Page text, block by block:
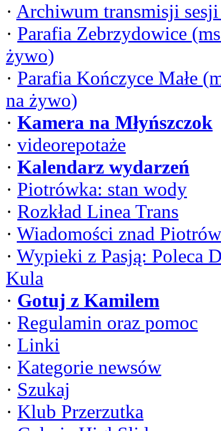
· Archiwum transmisji
· Parafia Zebrzydowice
żywo)
· Parafia Kończyce Małe
na żywo)
· Kamera na Młyńszczok
· videorepotaże
· Kalendarz wydarzeń
· Piotrówka: stan wody
· Rozkład Linea Trans
· Wiadomości znad
· Wypieki z Pasją: Poleca
Kula
· Gotuj z Kamilem
· Regulamin oraz pomoc
· Linki
· Kategorie newsów
· Szukaj
· Klub Przerzutka